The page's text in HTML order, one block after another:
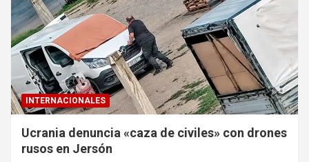
INTERNACIONALES
Ucrania denuncia «caza de civiles» con drones
rusos en Jersón